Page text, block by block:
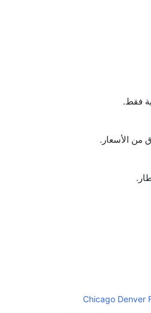
فقط.
Chicago Denver